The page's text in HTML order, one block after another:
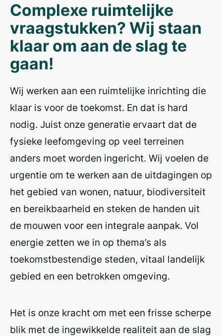
Complexe ruimtelijke
vraagstukken? Wij staan
klaar om aan de slag te
gaan!
Wij werken aan een ruimtelijke inrichting die
klaar is voor de toekomst. En dat is hard
nodig. Juist onze generatie ervaart dat de
fysieke leefomgeving op veel terreinen
anders moet worden ingericht. Wij voelen de
urgentie om te werken aan de uitdagingen op
het gebied van wonen, natuur, biodiversiteit
en bereikbaarheid en steken de handen uit
de mouwen voor een integrale aanpak. Vol
energie zetten we in op thema’s als
toekomstbestendige steden, vitaal landelijk
gebied en een betrokken omgeving.
Het is onze kracht om met een frisse scherpe
blik met de ingewikkelde realiteit aan de slag